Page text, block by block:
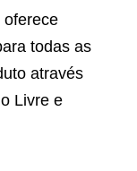
oferece
todas as
através
Livre e